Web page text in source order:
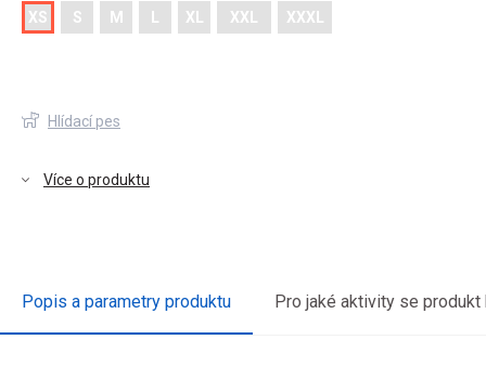
XS S M XL XXL XXXL
Hlídací pes
Více o produktu
Popis a parametry produktu Pro jaké aktivity se produkt